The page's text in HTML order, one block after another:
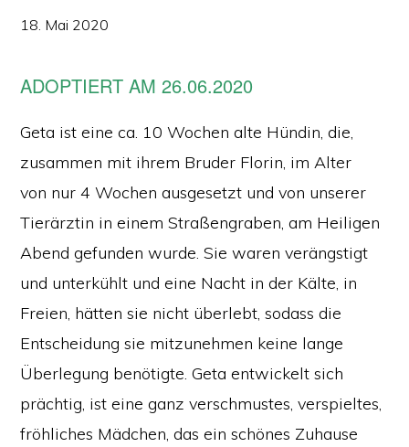
18. Mai 2020
ADOPTIERT AM 26.06.2020
Geta ist eine ca. 10 Wochen alte Hündin, die,
zusammen mit ihrem Bruder Florin, im Alter
von nur 4 Wochen ausgesetzt und von unserer
Tierärztin in einem Straßengraben, am Heiligen
Abend gefunden wurde. Sie waren verängstigt
und unterkühlt und eine Nacht in der Kälte, in
Freien, hätten sie nicht überlebt, sodass die
Entscheidung sie mitzunehmen keine lange
Überlegung benötigte. Geta entwickelt sich
prächtig, ist eine ganz verschmustes, verspieltes,
fröhliches Mädchen, das ein schönes Zuhause